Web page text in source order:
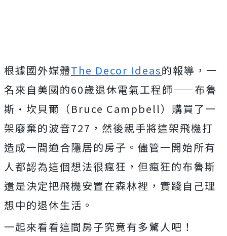
根據國外媒體The Decor Ideas的報導，一
名來自美國的60歲退休電氣工程師——布魯
斯·坎貝爾（Bruce Campbell）購買了一
架廢棄的波音727，然後親手將這架飛機打
造成一間適合隱居的房子。儘管一開始所有
人都認為這個想法很瘋狂，但瘋狂的布魯斯
還是決定把飛機安置在森林裡，實踐自己理
想中的退休生活。
一起來看看這間房子究竟有多驚人吧！